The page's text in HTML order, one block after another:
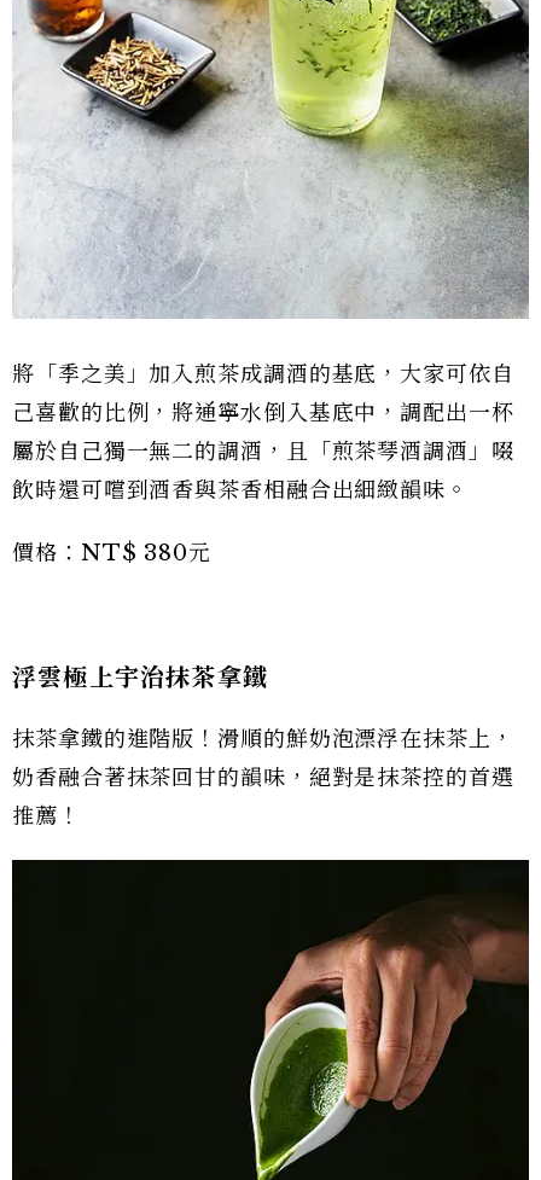
將「季之美」加入煎茶成調酒的基底，大家可依自
己喜歡的比例，將通寧水倒入基底中，調配出一杯
屬於自己獨一無二的調酒，且「煎茶琴酒調酒」啜
飲時還可嚐到酒香與茶香相融合出細緻韻味。
價格：NT$ 380元
浮雲極上宇治抹茶拿鐵
抹茶拿鐵的進階版！滑順的鮮奶泡漂浮在抹茶上，
奶香融合著抹茶回甘的韻味，絕對是抹茶控的首選
推薦！